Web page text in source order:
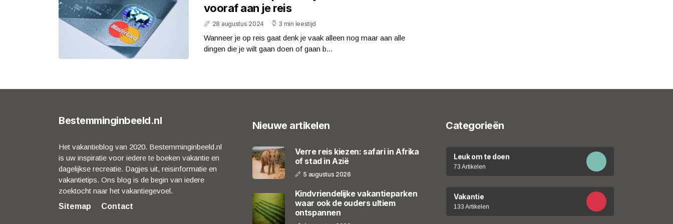
vooraf aan je reis
28 augustus 2024 3 min leestijd
Wanneer je op reis gaat denk je vaak alleen nog maar aan alle
dingen die je wilt gaan doen of gaan b...
Bestemminginbeeld.nl
Het vakantieblog van 2020. Bestemminginbeeld.nl
is uw inspiratie voor iedere te boeken vakantie en
dagelijkse recreatie. Dagjes uit, reisinformatie en
vakantietips. Ons blog is de begin van iedere
zoektocht naar het vakantiegevoel.
Sitemap
Contact
Nieuwe artikelen
Verre reis kiezen: safari in Afrika
of stad in Azië
5 augustus 2026
Kindvriendelijke vakantieparken
waar ook de ouders ultiem
ontspannen
Categorieën
Leuk om te doen
73 Artikelen
Vakantie
133 Artikelen